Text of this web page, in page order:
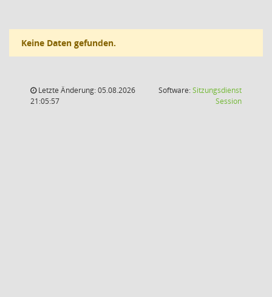
Keine Daten gefunden.
Letzte Änderung: 05.08.2026
21:05:57
Software:Sitzungsdienst
Session(Wird in